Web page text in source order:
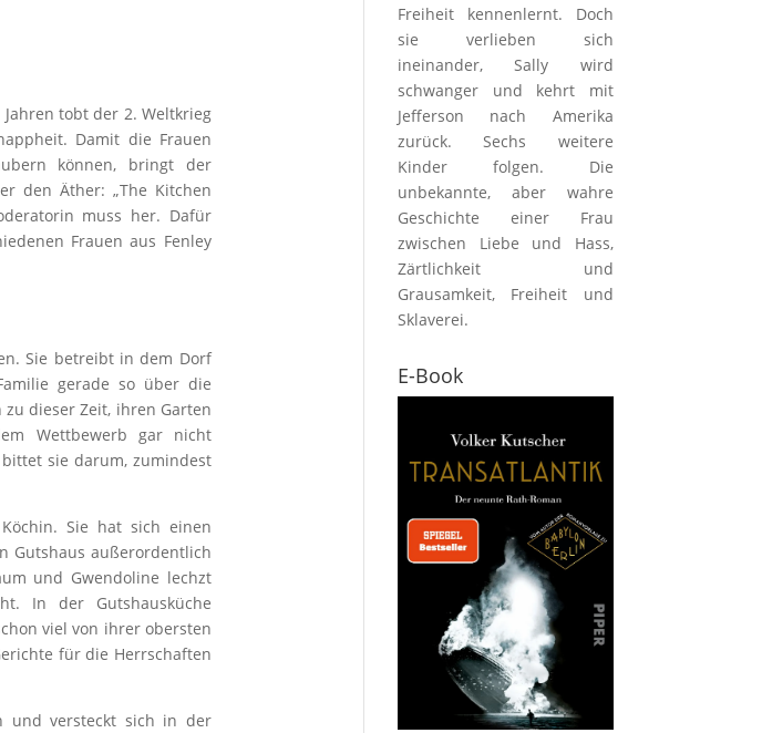
tobt der 2. Weltkrieg
Damit die Frauen
können, bringt der
den Äther: „The Kitchen
muss her. Dafür
Frauen aus Fenley
Sie betreibt in dem Dorf
gerade so über die
dieser Zeit, ihren Garten
Wettbewerb gar nicht
sie darum, zumindest
Sie hat sich einen
Gutshaus außerordentlich
und Gwendoline lechzt
In der Gutshausküche
viel von ihrer obersten
für die Herrschaften
und versteckt sich in der
Freiheit kennenlernt. Doch
sie verlieben sich
ineinander, Sally wird
schwanger und kehrt mit
Jefferson nach Amerika
zurück. Sechs weitere
Kinder folgen. Die
unbekannte, aber wahre
Geschichte einer Frau
zwischen Liebe und Hass,
Zärtlichkeit und
Grausamkeit, Freiheit und
Sklaverei.
E-Book